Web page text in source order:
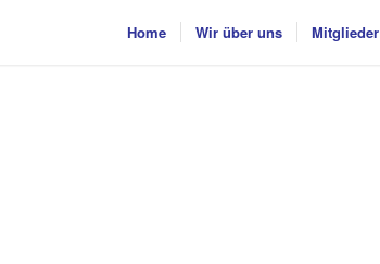
Home Wir über uns Mitglieder